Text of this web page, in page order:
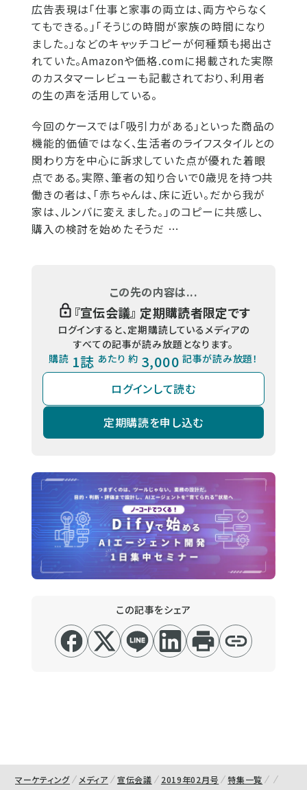
広告表現は「仕事と家事の両立は、両方やらなく
てもできる。」「そうじの時間が家族の時間になり
ました。」などのキャッチコピーが何種類も掲出さ
れていた。Amazonや価格.comに掲載された実際
のカスタマーレビューも記載されており、利用者
の生の声を活用している。
今回のケースでは「吸引力がある」といった商品の
機能的価値ではなく、生活者のライフスタイルとの
関わり方を中心に訴求していた点が優れた着眼
点である。実際、筆者の知り合いで0歳児を持つ共
働きの者は、「赤ちゃんは、床に近い。だから我が
家は、ルンバに変えました。」のコピーに共感し、
購入の検討を始めたそうだ …
この先の内容は...
『宣伝会議』 定期購読者限定です
ログインすると、定期購読しているメディアの
すべての記事が読み放題となります。
購読 1誌 あたり 約 3,000 記事が読み放題！
ログインして読む
定期購読を申し込む
この記事をシェア
マーケティング メディア 宣伝会議 2019年02月号 特集一覧